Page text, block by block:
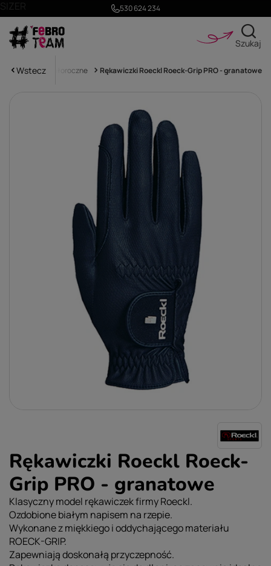
530 624 234
Szukaj
Wstecz Całoroczne Rękawiczki Roeckl Roeck-Grip PRO - granatowe
Rękawiczki Roeckl Roeck-
Grip PRO - granatowe
Klasyczny model rękawiczek firmy Roeckl.
Ozdobione białym napisem na rzepie.
Wykonane z miękkiego i oddychającego materiału
ROECK-GRIP.
Zapewniają doskonałą przyczepność.